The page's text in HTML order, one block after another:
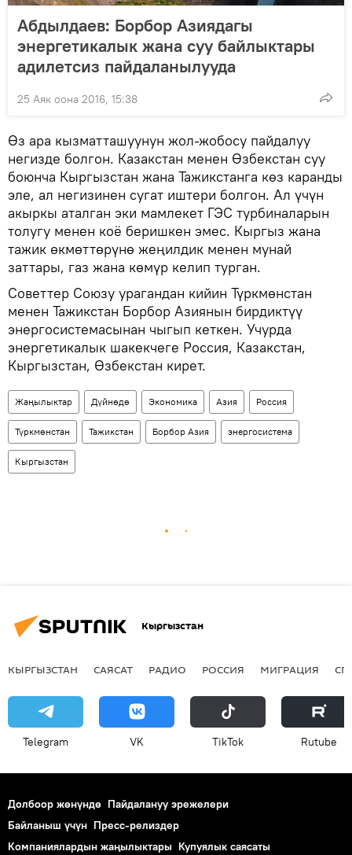
Абдылдаев: Борбор Азиядагы
энергетикалык жана суу байлыктары
адилетсиз пайдаланылууда
25 Аяк оона 2016, 15:38
Өз ара кызматташуунун жол-жобосу пайдалуу
негизде болгон. Казакстан менен Өзбекстан суу
боюнча Кыргызстан жана Тажикстанга көз каранды
эле, ал негизинен сугат иштери болгон. Ал үчүн
акыркы аталган эки мамлекет ГЭС турбиналарын
толугу менен коё беришкен эмес. Кыргыз жана
тажик өкмөттөрүнө жеңилдик менен мунай
заттары, газ жана көмүр келип турган.
Советтер Союзу урагандан кийин Түркмөнстан
менен Тажикстан Борбор Азиянын бирдиктүү
энергосистемасынан чыгып кеткен. Учурда
энергетикалык шакекчеге Россия, Казакстан,
Кыргызстан, Өзбекстан кирет.
Жаңылыктар Дүйнөдө Экономика Азия Россия
Түркмөнстан Тажикстан Борбор Азия энергосистема
Кыргызстан
Кыргызстан
КЫРГЫЗСТАН САЯСАТ РАДИО РОССИЯ МИГРАЦИЯ
Telegram VK ТikТоk Rutube
Долбоор жөнүндө Пайдалануу эрежелери
Байланыш үчүн Пресс-релиздер
Компаниялардын жаңылыктары Купуялык саясаты